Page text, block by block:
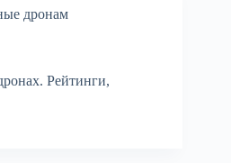
дронам
Рейтинги,